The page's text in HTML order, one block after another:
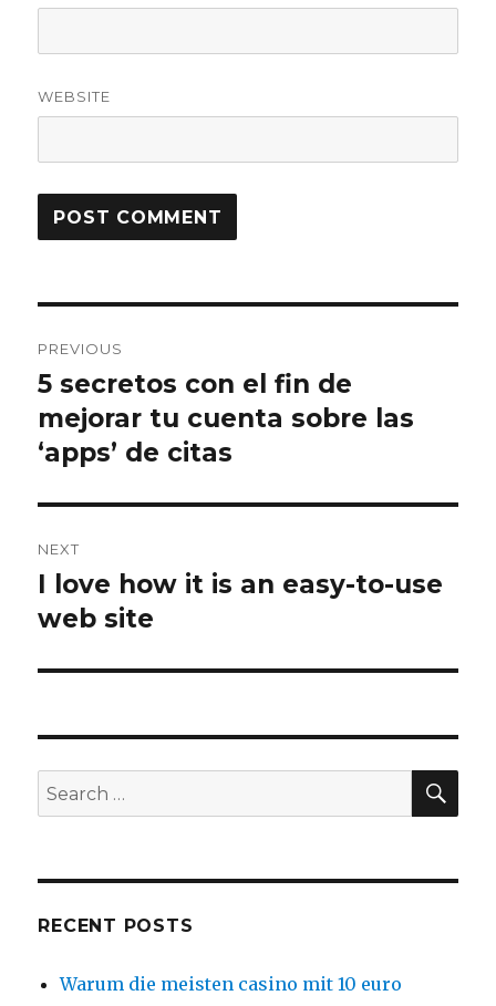
WEBSITE
navigation
PREVIOUS
Previous
post:
5 secretos con el fin de
mejorar tu cuenta sobre las
‘apps’ de citas
NEXT
Next
post:
I love how it is an easy-to-use
web site
Search
for:
RECENT POSTS
Warum die meisten casino mit 10 euro